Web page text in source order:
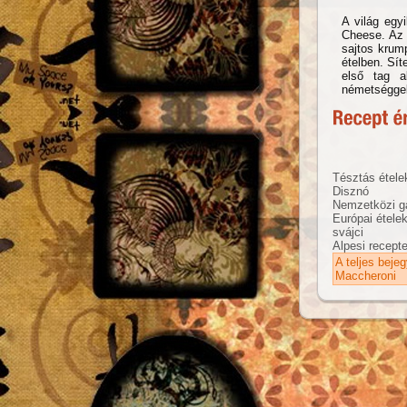
A világ
Cheese.
sajtos
ételben.
első tag
Tésztás
Disznó
Nemzetközi
Európai ételek
svájci
Alpesi
A teljes
Maccheroni